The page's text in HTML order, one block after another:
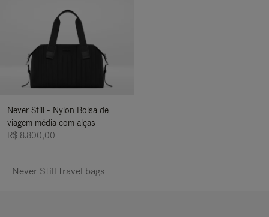
Never Still - Nylon Bolsa de
viagem média com alças
R$ 8.800,00
Never Still travel bags